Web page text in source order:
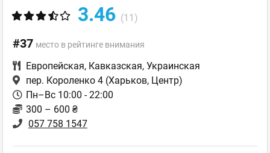
3.46 (11)
#37 место в рейтинге внимания
Европейская, Кавказская, Украинская
пер. Короленко 4 (Харьков, Центр)
Пн–Вс 10:00 - 22:00
300 – 600 ₴
057 758 1547